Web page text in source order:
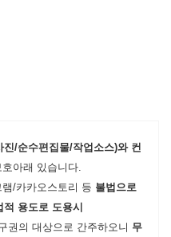
진/순수편집물/작업소스)와 컨
아래 있습니다.
/카카오스토리 등 불법으로
용도로 도용시
권의 대상으로 간주하오니 무